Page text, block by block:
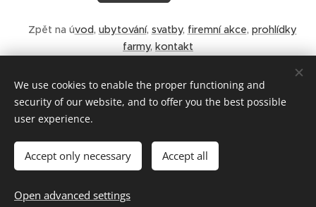
Zpět na úvod, ubytování, svatby, firemní akce, prohlídky
farmy, kontakt
Pravidla ochrany soukromí
Čeština
We use cookies to enable the proper functioning and
security of our website, and to offer you the best possible
user experience.
Accept only necessary Accept all
Open advanced settings